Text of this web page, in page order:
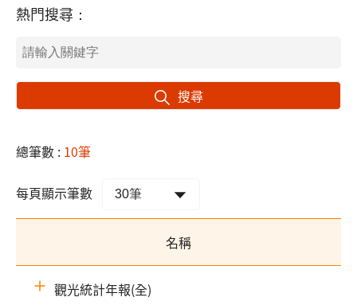
熱門搜尋：
搜尋
總筆數 : 10筆
每頁顯示筆數
名稱
觀光統計年報(全)